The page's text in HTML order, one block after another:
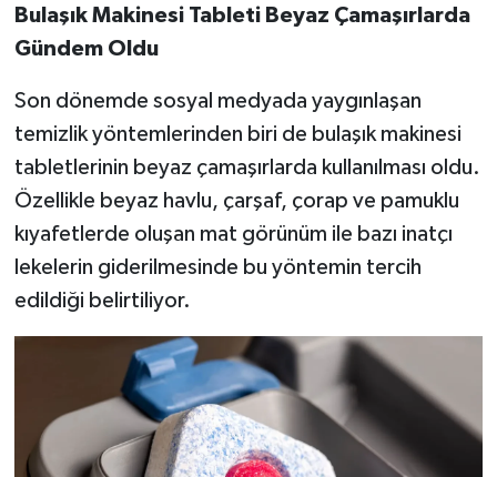
Bulaşık Makinesi Tableti Beyaz Çamaşırlarda
Gündem Oldu
Son dönemde sosyal medyada yaygınlaşan
temizlik yöntemlerinden biri de bulaşık makinesi
tabletlerinin beyaz çamaşırlarda kullanılması oldu.
Özellikle beyaz havlu, çarşaf, çorap ve pamuklu
kıyafetlerde oluşan mat görünüm ile bazı inatçı
lekelerin giderilmesinde bu yöntemin tercih
edildiği belirtiliyor.